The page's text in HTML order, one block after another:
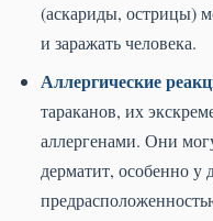
(аскариды, острицы)
и заражать человека.
Аллергические
тараканов, их
аллергенами. Они
дерматит, особенно у